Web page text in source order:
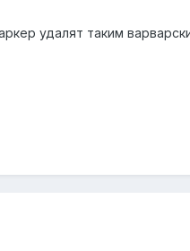
удалят таким